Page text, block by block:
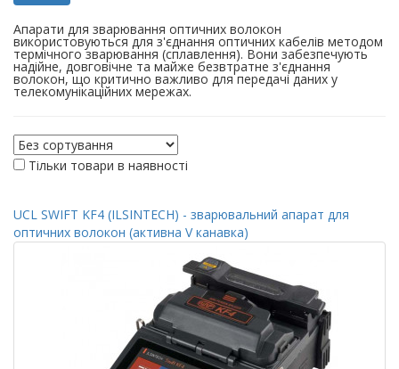
Апарати для зварювання оптичних волокон
використовуються для з'єднання оптичних кабелів методом
термічного зварювання (сплавлення). Вони забезпечують
надійне, довговічне та майже безвтратне з'єднання
волокон, що критично важливо для передачі даних у
телекомунікаційних мережах.
Тільки товари в наявності
UCL SWIFT KF4 (ILSINTECH) - зварювальний апарат для
оптичних волокон (активна V канавка)